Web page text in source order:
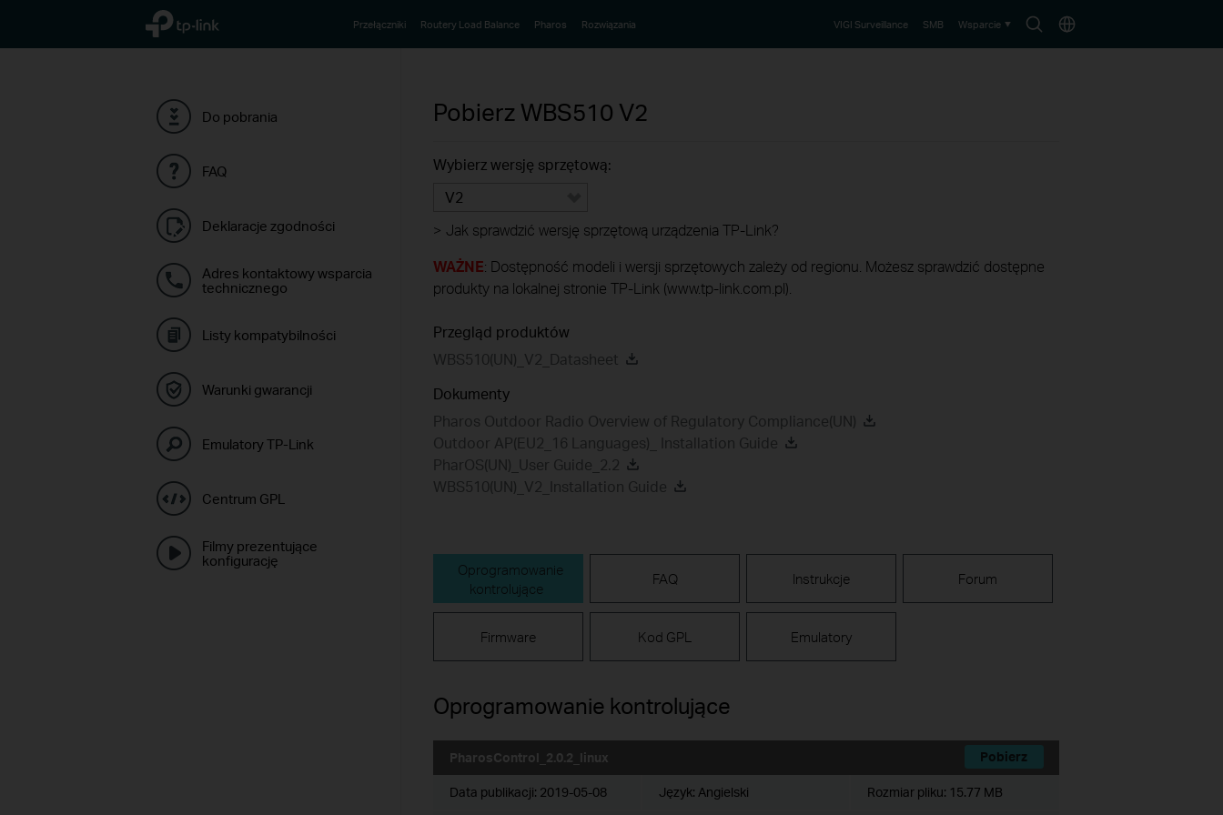
TP-Link, Reliably Smart WyszukajWybierz
Przełączniki Routery Load Balance Pharos Rozwiązania VIGI Surveillance SMB Wsparcie
Do pobrania
FAQ
Deklaracje zgodności
Adres kontaktowy wsparcia
technicznego
Listy kompatybilności
Warunki gwarancji
Emulatory TP-Link
Centrum GPL
Filmy prezentujące
konfigurację
Pobierz WBS510 V2
Wybierz wersję sprzętową:
V2
> Jak sprawdzić wersję sprzętową urządzenia TP-Link?
WAŻNE: Dostępność modeli i wersji sprzętowych zależy od regionu. Możesz sprawdzić dostępne
produkty na lokalnej stronie TP-Link (www.tp-link.com.pl).
Przegląd produktów
WBS510(UN)_V2_Datasheet
Dokumenty
Pharos Outdoor Radio Overview of Regulatory Compliance(UN)
Outdoor AP(EU2_16 Languages)_ Installation Guide
PharOS(UN)_User Guide_2.2
WBS510(UN)_V2_Installation Guide
Oprogramowanie
kontrolujące
FAQ Instrukcje Forum
Firmware Kod GPL Emulatory
Oprogramowanie kontrolujące
PharosControl_2.0.2_linux Pobierz
Data publikacji: 2019-05-08 Język: Angielski Rozmiar pliku: 15.77 MB